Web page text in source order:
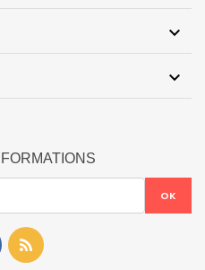

